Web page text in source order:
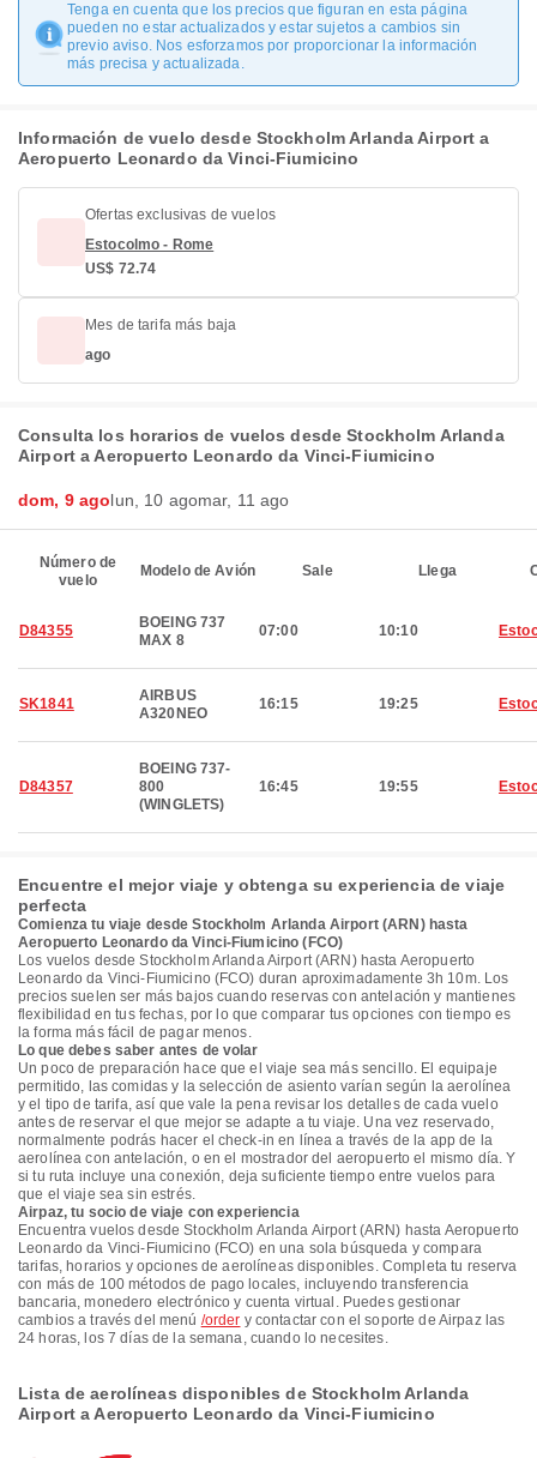
Tenga en cuenta que los precios que figuran en esta página
pueden no estar actualizados y estar sujetos a cambios sin
previo aviso. Nos esforzamos por proporcionar la información
más precisa y actualizada.
Información de vuelo desde Stockholm Arlanda Airport a
Aeropuerto Leonardo da Vinci-Fiumicino
Ofertas exclusivas de vuelos
Estocolmo - Rome
US$ 72.74
Mes de tarifa más baja
ago
Consulta los horarios de vuelos desde Stockholm Arlanda
Airport a Aeropuerto Leonardo da Vinci-Fiumicino
dom, 9 agolun, 10 agomar, 11 ago
Número de
vuelo
Modelo de Avión Sale Llega
D84355
BOEING 737
MAX 8
07:00 10:10
SK1841
AIRBUS
A320NEO
16:15 19:25
D84357
BOEING 737-
800
(WINGLETS)
16:45 19:55
Encuentre el mejor viaje y obtenga su experiencia de viaje
perfecta
Comienza tu viaje desde Stockholm Arlanda Airport (ARN) hasta
Aeropuerto Leonardo da Vinci-Fiumicino (FCO)
Los vuelos desde Stockholm Arlanda Airport (ARN) hasta Aeropuerto
Leonardo da Vinci-Fiumicino (FCO) duran aproximadamente 3h 10m. Los
precios suelen ser más bajos cuando reservas con antelación y mantienes
flexibilidad en tus fechas, por lo que comparar tus opciones con tiempo es
la forma más fácil de pagar menos.
Lo que debes saber antes de volar
Un poco de preparación hace que el viaje sea más sencillo. El equipaje
permitido, las comidas y la selección de asiento varían según la aerolínea
y el tipo de tarifa, así que vale la pena revisar los detalles de cada vuelo
antes de reservar el que mejor se adapte a tu viaje. Una vez reservado,
normalmente podrás hacer el check-in en línea a través de la app de la
aerolínea con antelación, o en el mostrador del aeropuerto el mismo día. Y
si tu ruta incluye una conexión, deja suficiente tiempo entre vuelos para
que el viaje sea sin estrés.
Airpaz, tu socio de viaje con experiencia
Encuentra vuelos desde Stockholm Arlanda Airport (ARN) hasta Aeropuerto
Leonardo da Vinci-Fiumicino (FCO) en una sola búsqueda y compara
tarifas, horarios y opciones de aerolíneas disponibles. Completa tu reserva
con más de 100 métodos de pago locales, incluyendo transferencia
bancaria, monedero electrónico y cuenta virtual. Puedes gestionar
cambios a través del menú /order y contactar con el soporte de Airpaz las
24 horas, los 7 días de la semana, cuando lo necesites.
Lista de aerolíneas disponibles de Stockholm Arlanda
Airport a Aeropuerto Leonardo da Vinci-Fiumicino